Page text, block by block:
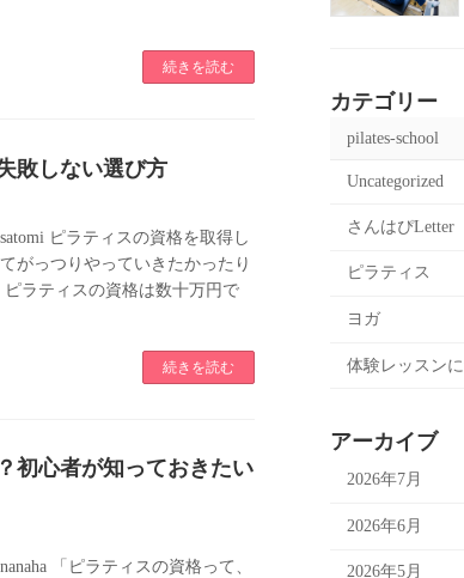
続きを読む
敗しない選び方
ピラティスの資格を取得し
がっつりやっていきたかったり
ラティスの資格は数十万円で
続きを読む
初心者が知っておきたい
「ピラティスの資格って、
カテゴリー
pilates-school
Uncategorized
さんはぴLetter
ピラティス
ヨガ
体験レッスン
アーカイブ
2026年7月
2026年6月
2026年5月